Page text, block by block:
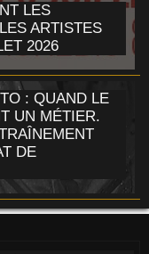
LES
ARTISTES
2026
: QUAND LE
UN MÉTIER.
DE